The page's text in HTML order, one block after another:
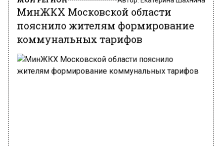
МинЖКХ Московской области
пояснило жителям формирование
коммунальных тарифов